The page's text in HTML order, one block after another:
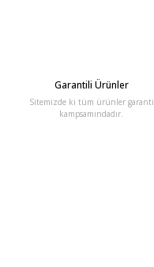
Garantili Ürünler
Sitemizde ki tüm ürünler garanti
kampsamındadır.